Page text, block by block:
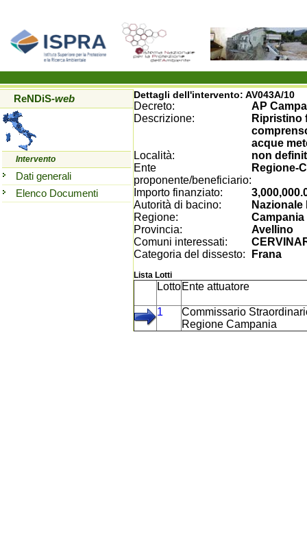
ReNDiS-web
Intervento
Dati generali
Elenco Documenti
Dettagli dell'intervento: AV043A/10
Decreto:
AP
Descrizione:
Ripristino
acque
Località:
non
Ente
proponente/beneficiario:
Regione-
Importo finanziato:
Autorità di bacino:
Regione:
Campania
Provincia:
Avellino
Comuni interessati:
Categoria del dissesto:
Frana
Lista Lotti
LottoEnte attuatore
1
Commissario
Regione Campania